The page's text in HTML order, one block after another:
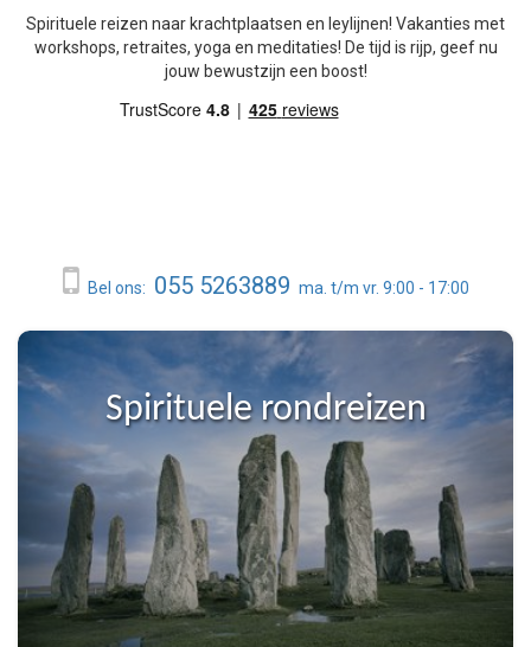
Spirituele reizen naar krachtplaatsen en leylijnen! Vakanties met
workshops, retraites, yoga en meditaties! De tijd is rijp, geef nu
jouw bewustzijn een boost!
Bel ons: 055 5263889 ma. t/m vr. 9:00 - 17:00
Spirituele rondreizen